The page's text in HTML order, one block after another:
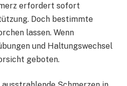
erfordert sofort
Doch bestimmte
lassen. Wenn
und Haltungswechsel
geboten.